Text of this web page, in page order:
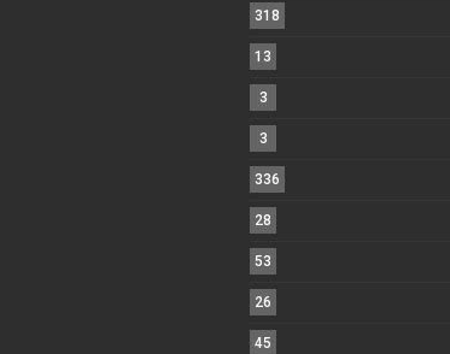
318
13
3
3
336
28
53
26
45